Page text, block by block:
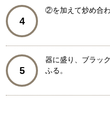
4
②を加えて炒め合わ
5
器に盛り、ブラッ
ふる。